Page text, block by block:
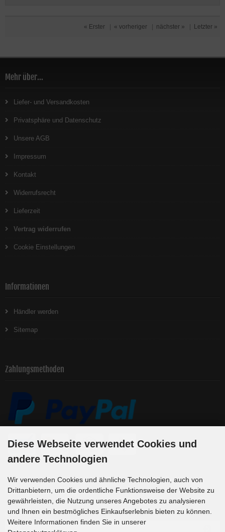
« Erster « vorheriger nächster » Letzter »
Mehr über...
Liefer- und Versandkosten
Privatsphäre und Datenschutz
Unsere AGB
Impressum
Kontakt
Widerrufsrecht
Lieferzeit
Vertrag widerrufen
Cookie Einstellungen
Informationen
Händler werden
Sitemap
Zahlungsmethoden
Newsletter-Anmeldung
E-Mail-Adresse:
Diese Webseite verwendet Cookies und
andere Technologien
Wir verwenden Cookies und ähnliche Technologien, auch von
Drittanbietern, um die ordentliche Funktionsweise der Website zu
gewährleisten, die Nutzung unseres Angebotes zu analysieren
und Ihnen ein bestmögliches Einkaufserlebnis bieten zu können.
Weitere Informationen finden Sie in unserer